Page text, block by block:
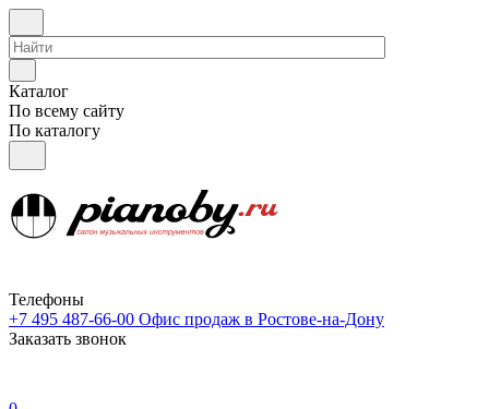
Каталог
По всему сайту
По каталогу
Телефоны
+7 495 487-66-00 Офис продаж в Ростове-на-Дону
Заказать звонок